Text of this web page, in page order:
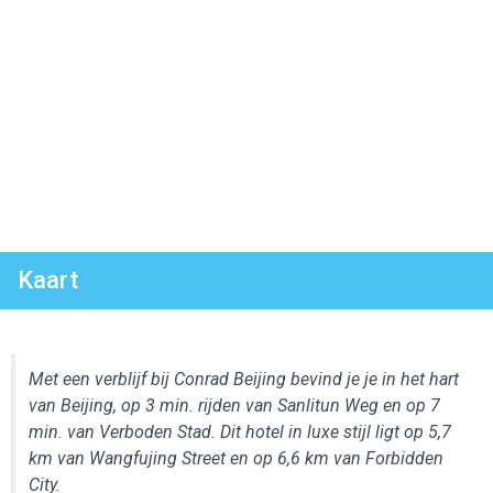
Kaart
Met een verblijf bij Conrad Beijing bevind je je in het hart
van Beijing, op 3 min. rijden van Sanlitun Weg en op 7
min. van Verboden Stad. Dit hotel in luxe stijl ligt op 5,7
km van Wangfujing Street en op 6,6 km van Forbidden
City.